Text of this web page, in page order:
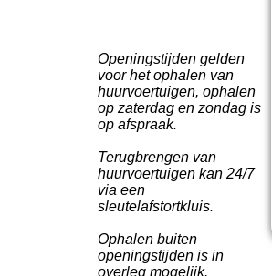
Openingstijden gelden
voor het ophalen van
huurvoertuigen, ophalen
op zaterdag en zondag is
op afspraak.
Terugbrengen van
huurvoertuigen kan 24/7
via een
sleutelafstortkluis.
Ophalen buiten
openingstijden is in
overleg mogelijk.